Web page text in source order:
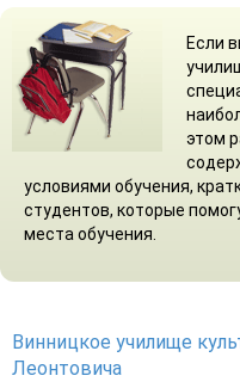
Если
этом
условиями обучения,
студентов, которые
места обучения.
Винницкое училище
Леонтовича